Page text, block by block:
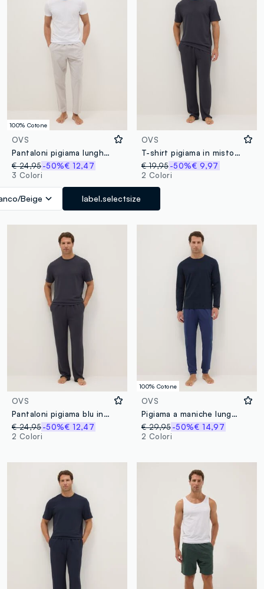
100% Cotone
OVS
Pantaloni pigiama lunghi in puro cotone a righe multicolor regular fit
€ 24,95-50%€ 12,47
3 Colori
Beige label.selectsize
OVS
T-shirt pigiama in misto viscosa nera regular fit
€ 19,95 -50%€ 9,97
2 Colori
OVS
Pantaloni pigiama blu in misto viscosa regular fit
€ 24,95-50%€ 12,47
2 Colori
100% Cotone
OVS
Pigiama a maniche lunghe blu in puro cotone organico interlock
€ 29,95 -50%€ 14,97
2 Colori